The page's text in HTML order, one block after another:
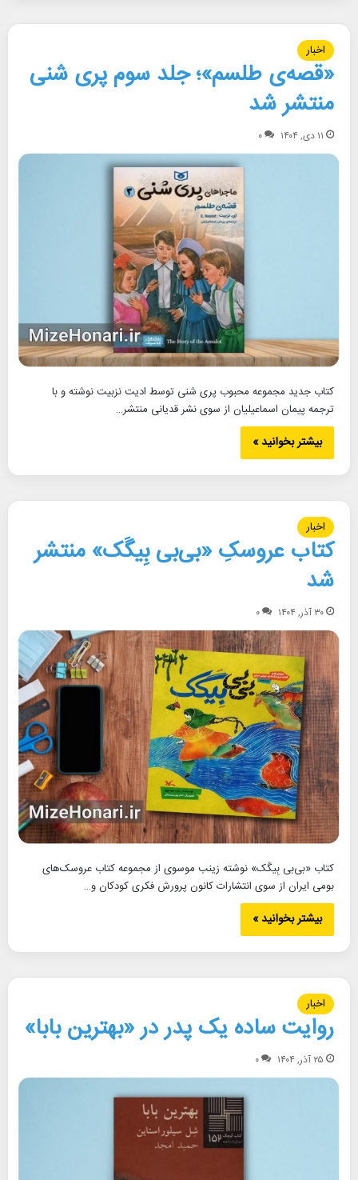
اخبار
«قصه‌ی طلسم»؛ جلد سوم پری شنی
منتشر شد
۱۱ دی, ۱۴۰۴ ۰
کتاب جدید مجموعه محبوب پری شنی توسط ادیت نزبیت نوشته و با
ترجمه پیمان اسماعیلیان از سوی نشر قدیانی منتشر…
بیشتر بخوانید »
اخبار
کتاب عروسکِ «بی‌بی بِیگَک» منتشر
شد
۳۰ آذر, ۱۴۰۴ ۰
کتاب «بی‌بی بِیگَک» نوشته زینب موسوی از مجموعه کتاب عروسک‌های
بومی ایران از سوی انتشارات کانون پرورش فکری کودکان و…
بیشتر بخوانید »
اخبار
روایت ساده یک پدر در «بهترین بابا»
۲۵ آذر, ۱۴۰۴ ۰